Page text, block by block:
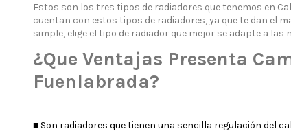
Estos son los tres tipos de radiadores que tenemos en
cuentan con estos tipos de radiadores, ya que te dan el
simple, elige el tipo de radiador que mejor se adapte a
¿Que Ventajas Presenta
Fuenlabrada?
■ Son radiadores que tienen una sencilla regulación del